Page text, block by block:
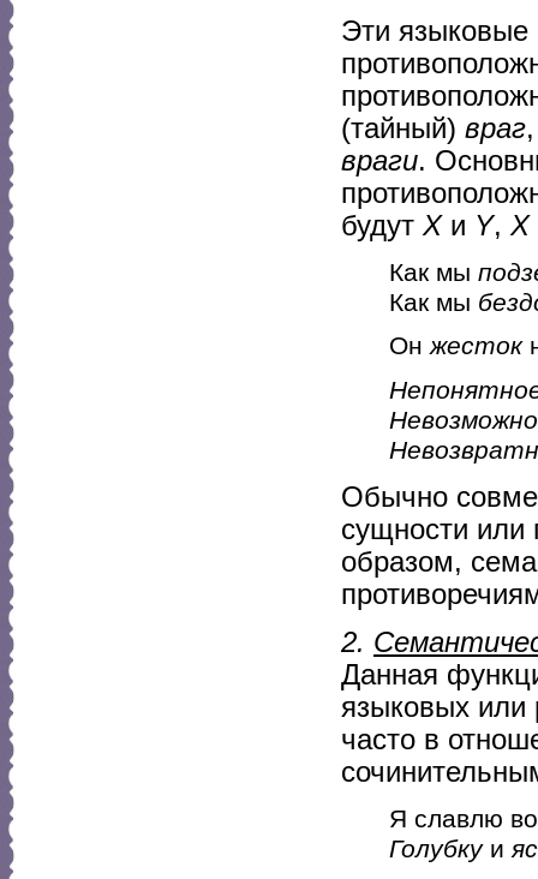
Эти языковые
(тайный) враг
враги.
будут Xи Y, Х
Как мы
Как мы
Онжесток
Обычно
сущности или
образом,
2.
Данная
языковых или
часто в
Я славлю
Голубкуи